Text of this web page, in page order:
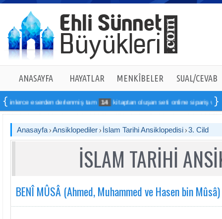
ANASAYFA HAYATLAR MENKÎBELER SUAL/CEVAB
derlenmiş tam 14 kitaptan oluşan seti online sipariş verebilirsiniz
Anasayfa Ansiklopediler İslam Tarihi Ansiklopedisi 3. Cild
İSLAM TARİHİ
BENÎ MÛSÂ (Ahmed, Muhammed ve Hasen bin Mûsâ)